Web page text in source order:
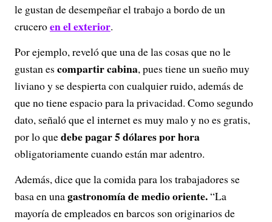
le gustan de desempeñar el trabajo a bordo de un
cruceroen el exterior.
Por ejemplo, reveló que una de las cosas que no le
gustan es compartir cabina, pues tiene un sueño muy
liviano y se despierta con cualquier ruido, además de
que no tiene espacio para la privacidad. Como segundo
dato, señaló que el internet es muy malo y no es gratis,
por lo quedebe pagar 5 dólares por hora
obligatoriamente cuando están mar adentro.
Además, dice que la comida para los trabajadores se
basa en unagastronomía de medio oriente.“La
mayoría de empleados en barcos son originarios de